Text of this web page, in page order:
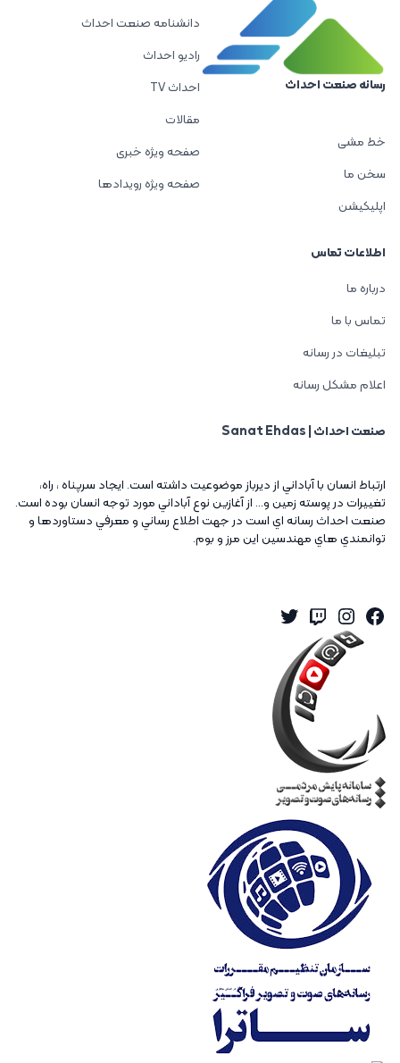
رسانه صنعت احداث
خط مشی
سخن ما
اپلیکیشن
دانشنامه صنعت احداث
رادیو احداث
احداث TV
مقالات
صفحه ویژه خبری
صفحه ویژه رویدادها
اطلاعات تماس
درباره ما
تماس با ما
تبلیغات در رسانه
اعلام مشکل رسانه
صنعت احداث | Sanat Ehdas
ارتباط انسان با آباداني از ديرباز موضوعيت داشته است. ايجاد سرپناه ، راه،
تغييرات در پوسته زمين و... از آغازين نوع آباداني مورد توجه انسان بوده است.
صنعت احداث رسانه اي است در جهت اطلاع رساني و معرفي دستاوردها و
توانمندي هاي مهندسين اين مرز و بوم.
Facebook
Instagram
Twitch
Twitter